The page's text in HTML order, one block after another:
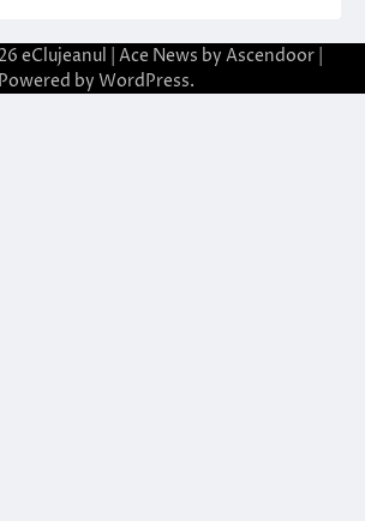
eClujeanul | Ace News by Ascendoor
Powered by WordPress.